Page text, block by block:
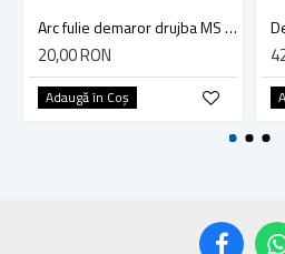
Arc fulie demaror drujba MS 311, 341, MS 361
20,00 RON
Adaugă în Coş